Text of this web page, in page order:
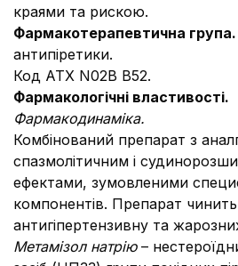
краями та рискою.
Фармакотерапевтична група.
антипіретики.
Код АТХ N02B B52.
Фармакологічні властивості.
Фармакодинаміка.
Комбінований препарат з
спазмолітичним і
ефектами, зумовленими
компонентів. Препарат
антигіпертензивну та
Метамізол натрію–